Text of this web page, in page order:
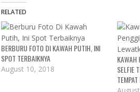
t
o
s
a
r
e
o
n
T
w
i
a
r
e
o
n
F
a
c
a
r
e
o
n
o
o
RELATED
BERBURU FOTO DI KAWAH PUTIH, INI
SPOT TERBAIKNYA
August 10, 2018
KAWAH
SELFIE